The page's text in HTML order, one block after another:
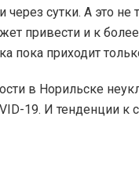
через сутки. А это
привести и к
пока приходит
в Норильске
19. И тенденции к